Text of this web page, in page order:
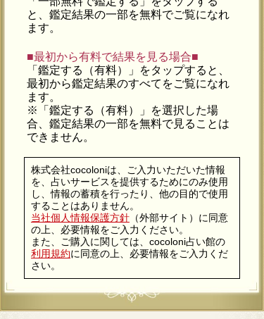
と、鑑定結果の一部を無料でご覧になれ
ます。
■最初から有料で結果を見る場合■
「鑑定する（有料）」をタップすると、
最初から鑑定結果のすべてをご覧になれ
ます。
※「鑑定する（有料）」を選択した場
合、鑑定結果の一部を無料で見ることは
できません。
株式会社cocoloniは、ご入力いただいた情報
を、占いサービスを提供するためにのみ使用
し、情報の蓄積を行ったり、他の目的で使用
することはありません。
当社個人情報保護方針（外部サイト）に同意
の上、必要情報をご入力ください。
また、ご購入に関しては、cocoloni占い館の
利用規約に同意の上、必要情報をご入力くだ
さい。